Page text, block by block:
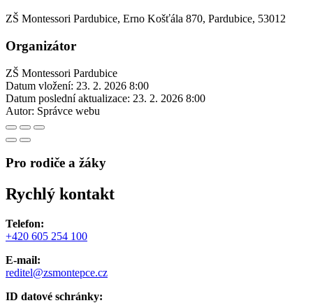
ZŠ Montessori Pardubice, Erno Košťála 870, Pardubice, 53012
Organizátor
ZŠ Montessori Pardubice
Datum vložení: 23. 2. 2026 8:00
Datum poslední aktualizace: 23. 2. 2026 8:00
Autor: Správce webu
Pro rodiče a žáky
Rychlý kontakt
Telefon:
+420 605 254 100
E-mail:
reditel@zsmontepce.cz
ID datové schránky: